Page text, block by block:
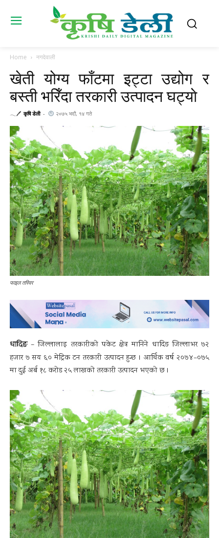
Home नगदेवाली
खेती योग्य फाँटमा इट्टा उद्योग र
बस्ती भरिँदा तरकारी उत्पादन घट्याे
𓂃🖊 कृषि डेली - २०७५ भदौ, १४ गते
फाइल तस्विर
धादिङ– जिल्लालाइ तरकारीको पकेट क्षेत्र मानिने धादिङ जिल्लाभर ७२
हजार ७ सय ६० मेट्रिक टन तरकारी उत्पादन हुन्छ । आर्थिक वर्ष २०७४–०७५
मा दुई अर्ब १८ करोड २५ लाखको तरकारी उत्पादन भएको छ ।